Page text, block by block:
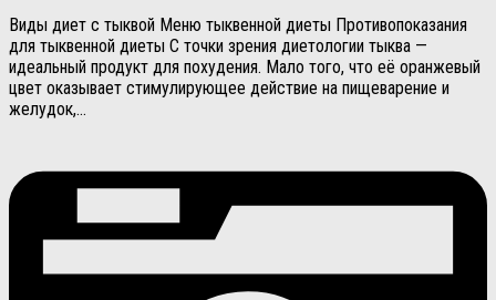
Виды диет с тыквой Меню тыквенной диеты Противопоказания
для тыквенной диеты С точки зрения диетологии тыква —
идеальный продукт для похудения. Мало того, что её оранжевый
цвет оказывает стимулирующее действие на пищеварение и
желудок,...